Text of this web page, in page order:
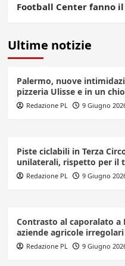
Football Center fanno
Ultime notizie
Palermo, nuove
pizzeria Ulisse e in un
Redazione PL 9 Giugno
Piste ciclabili in Terza
unilaterali, rispetto per il
Redazione PL 9 Giugno
Contrasto al caporalato a
aziende agricole irregolari
Redazione PL 9 Giugno